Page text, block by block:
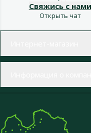
Свяжись с нами
Открыть чат